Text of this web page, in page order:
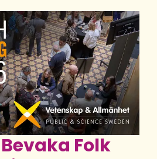
Folk